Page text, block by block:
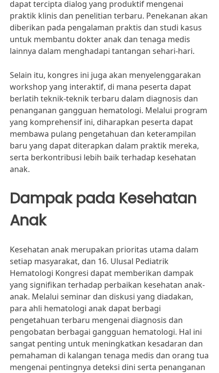
dapat tercipta dialog yang produktif mengenai
praktik klinis dan penelitian terbaru. Penekanan akan
diberikan pada pengalaman praktis dan studi kasus
untuk membantu dokter anak dan tenaga medis
lainnya dalam menghadapi tantangan sehari-hari.
Selain itu, kongres ini juga akan menyelenggarakan
workshop yang interaktif, di mana peserta dapat
berlatih teknik-teknik terbaru dalam diagnosis dan
penanganan gangguan hematologi. Melalui program
yang komprehensif ini, diharapkan peserta dapat
membawa pulang pengetahuan dan keterampilan
baru yang dapat diterapkan dalam praktik mereka,
serta berkontribusi lebih baik terhadap kesehatan
anak.
Dampak pada Kesehatan
Anak
Kesehatan anak merupakan prioritas utama dalam
setiap masyarakat, dan 16. Ulusal Pediatrik
Hematologi Kongresi dapat memberikan dampak
yang signifikan terhadap perbaikan kesehatan anak-
anak. Melalui seminar dan diskusi yang diadakan,
para ahli hematologi anak dapat berbagi
pengetahuan terbaru mengenai diagnosis dan
pengobatan berbagai gangguan hematologi. Hal ini
sangat penting untuk meningkatkan kesadaran dan
pemahaman di kalangan tenaga medis dan orang tua
mengenai pentingnya deteksi dini serta penanganan